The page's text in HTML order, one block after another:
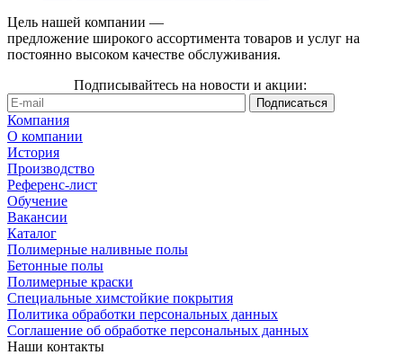
Цель нашей компании —
предложение широкого ассортимента товаров и услуг на
постоянно высоком качестве обслуживания.
Подписывайтесь на новости и акции:
Компания
О компании
История
Производство
Референс-лист
Обучение
Вакансии
Каталог
Полимерные наливные полы
Бетонные полы
Полимерные краски
Специальные химстойкие покрытия
Политика обработки персональных данных
Cоглашение об обработке персональных данных
Наши контакты